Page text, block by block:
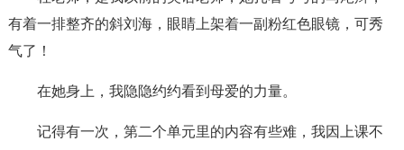
有着一排整齐的斜刘海，眼睛上架着一副粉红色眼镜，可秀
气了！
在她身上，我隐隐约约看到母爱的力量。
记得有一次，第二个单元里的内容有些难，我因上课不